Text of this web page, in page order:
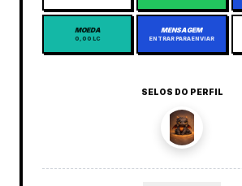
MOEDA
0,00 LC
MENSAGEM
ENTRAR PARA ENVIAR
SELOS DO PERFIL